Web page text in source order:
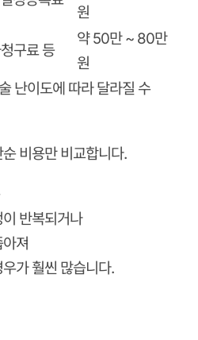
원
구료 등
약 50만 ~ 80만
원
난이도에 따라 달라질 수
비용만 비교합니다.
반복되거나
져
가 훨씬 많습니다.